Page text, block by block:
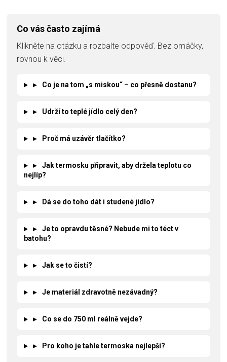
Co vás často zajímá
Klikněte na otázku a rozbalte odpověď. Bez omáčky,
rovnou k věci.
▸ Co je na tom „s miskou“ – co přesně dostanu?
▸ Udrží to teplé jídlo celý den?
▸ Proč má uzávěr tlačítko?
▸
Jak termosku připravit, aby držela teplotu co
nejlíp?
▸ Dá se do toho dát i studené jídlo?
▸
Je to opravdu těsné? Nebude mi to téct v
batohu?
▸ Jak se to čistí?
▸ Je materiál zdravotně nezávadný?
▸ Co se do 750 ml reálně vejde?
▸ Pro koho je tahle termoska nejlepší?